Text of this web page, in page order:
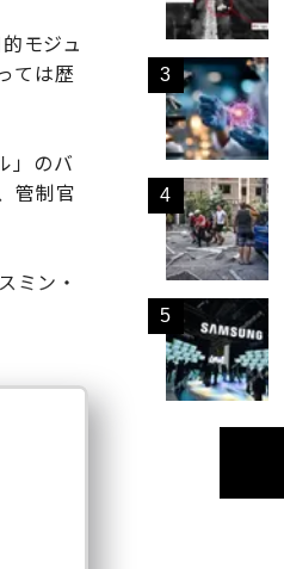
モジュ
ては歴
」のバ
管制官
ミン・